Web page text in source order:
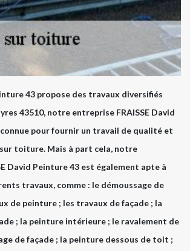
43 propose des travaux diversifiés
43510, notre entreprise FRAISSE David
pour fournir un travail de qualité et
toiture. Mais à part cela, notre
David Peinture 43 est également apte à
travaux, comme : le démoussage de
de peinture ; les travaux de façade ; la
; la peinture intérieure ; le ravalement de
de façade ; la peinture dessous de toit ;